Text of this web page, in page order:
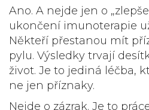
Ano. A nejde jen o
ukončení imunoterapie
Někteří přestanou mít
pylu. Výsledky trvají
život. Je to jediná léčba,
ne jen příznaky.
Nejde o zázrak. Je to